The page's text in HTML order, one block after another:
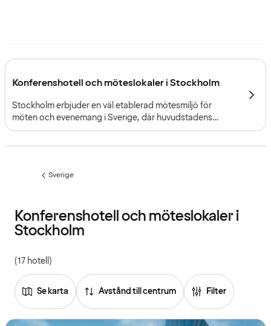
Konferenshotell och möteslokaler i Stockholm
Stockholm erbjuder en väl etablerad mötesmiljö för
möten och evenemang i Sverige, där huvudstadens
tillgänglighet, varierade konferensmiljöer och effektiva
Föregående
Sverige
Konferenshotell och möteslokaler i
Stockholm
(17 hotell)
Se karta Avstånd till centrum Filter